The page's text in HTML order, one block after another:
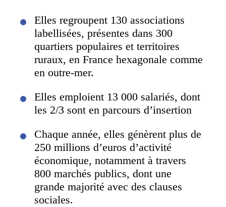
Elles regroupent 130 associations
labellisées, présentes dans 300
quartiers populaires et territoires
ruraux, en France hexagonale comme
en outre-mer.
Elles emploient 13 000 salariés, dont
les 2/3 sont en parcours d’insertion
Chaque année, elles génèrent plus de
250 millions d’euros d’activité
économique, notamment à travers
800 marchés publics, dont une
grande majorité avec des clauses
sociales.